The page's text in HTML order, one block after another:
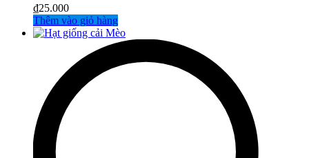
₫25.000
Thêm vào giỏ hàng